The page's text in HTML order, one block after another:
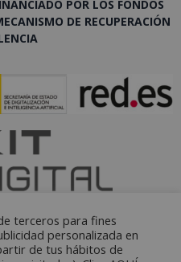
POR LOS FONDOS
DE RECUPERACIÓN
terceros para fines
personalizada en
de tus hábitos de